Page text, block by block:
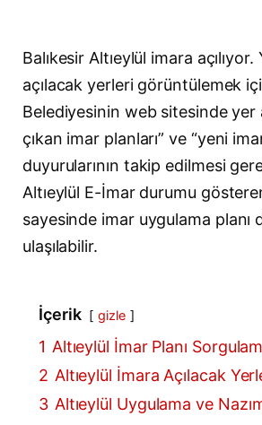
Balıkesir Altıeylül imara
açılacak yerleri görüntülemek
Belediyesinin web sitesinde yer
çıkan imar planları” ve “yeni
duyurularının takip edilmesi
Altıeylül E-İmar durumu
sayesinde imar uygulama planı
ulaşılabilir.
İçerik gizle
1 Altıeylül İmar Planı
2 Altıeylül İmara Açılacak
3 Altıeylül Uygulama ve